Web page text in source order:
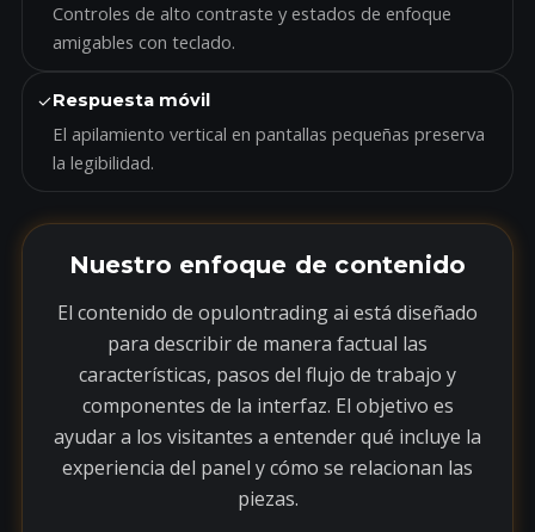
Controles de alto contraste y estados de enfoque
amigables con teclado.
✓Respuesta móvil
El apilamiento vertical en pantallas pequeñas preserva
la legibilidad.
Nuestro enfoque de contenido
El contenido de opulontrading ai está diseñado
para describir de manera factual las
características, pasos del flujo de trabajo y
componentes de la interfaz. El objetivo es
ayudar a los visitantes a entender qué incluye la
experiencia del panel y cómo se relacionan las
piezas.